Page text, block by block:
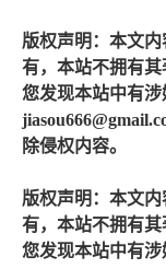
版权声明：本文
有，本站不拥有
您发现本站中有涉
除侵权内容。
版权声明：本文
有，本站不拥有
您发现本站中有涉